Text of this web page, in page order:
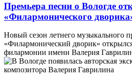
Премьера песни о Вологде
«Филармонического
Новый сезон летнего музыкального
«Филармонический дворик»
филармонии имени Валерия